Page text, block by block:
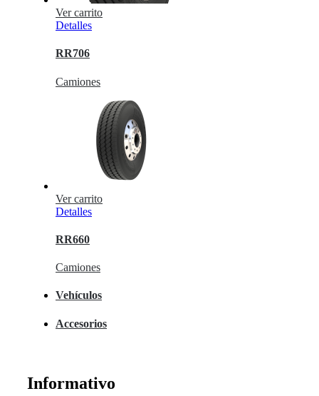
Ver carrito
Detalles
RR706
Camiones
Ver carrito
Detalles
RR660
Camiones
Vehículos
Accesorios
Informativo